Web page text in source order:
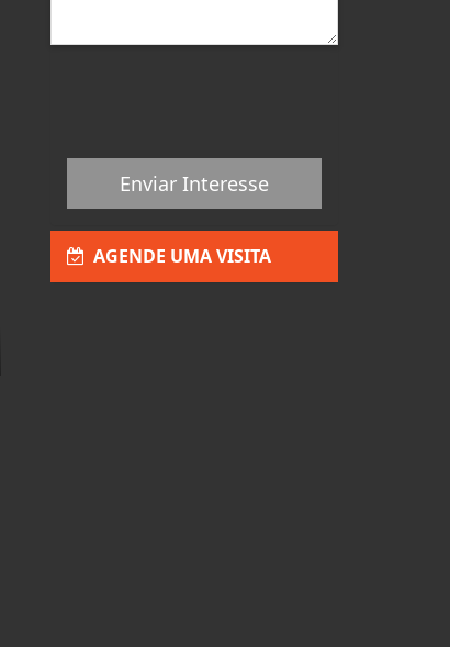
Enviar Interesse
AGENDE UMA VISITA